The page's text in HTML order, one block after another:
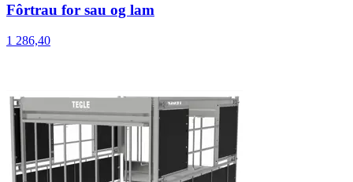
Fôrtrau for sau og lam
1 286,40